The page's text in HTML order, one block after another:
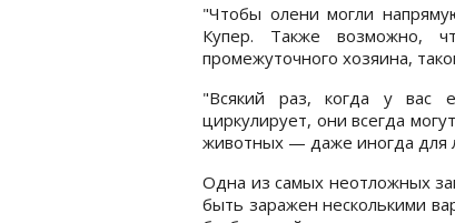
"Чтобы олени могли
Купер. Также возможно,
промежуточного хозяина,
"Всякий раз, когда у вас
циркулирует, они всегда
животных — даже иногда для
Одна из самых неотложных
быть заражен несколькими